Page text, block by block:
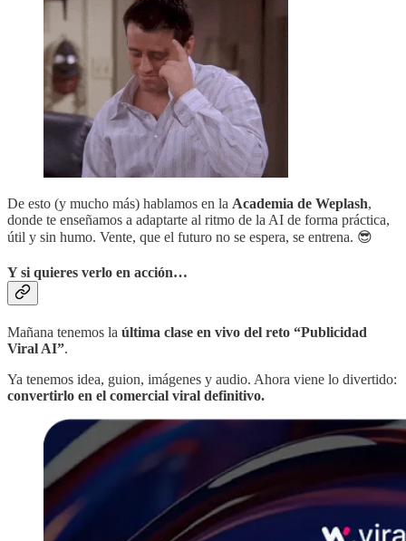
De esto (y mucho más) hablamos en la Academia de Weplash,
donde te enseñamos a adaptarte al ritmo de la AI de forma práctica,
útil y sin humo. Vente, que el futuro no se espera, se entrena. 😎
Y si quieres verlo en acción…
Mañana tenemos la última clase en vivo del reto “Publicidad
Viral AI”.
Ya tenemos idea, guion, imágenes y audio. Ahora viene lo divertido:
convertirlo en el comercial viral definitivo.